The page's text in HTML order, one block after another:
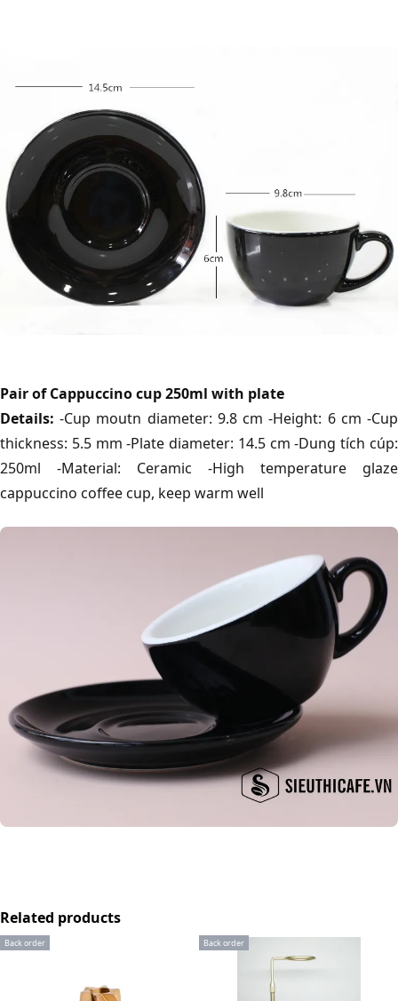
Pair of Cappuccino cup 250ml with plate
Details: -Cup moutn diameter: 9.8 cm -Height: 6 cm -Cup
thickness: 5.5 mm -Plate diameter: 14.5 cm -Dung tích cúp:
250ml -Material: Ceramic -High temperature glaze
cappuccino coffee cup, keep warm well
Related products
Back order Back order